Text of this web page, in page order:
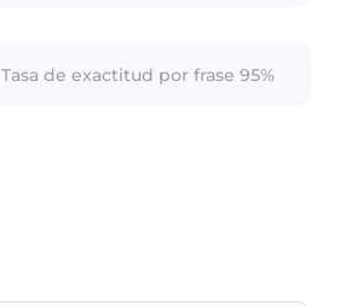
Tasa de exactitud por frase 95%